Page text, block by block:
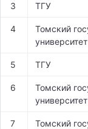
3 ТГУ
4
Томский
университет
5 ТГУ
6
Томский
университет
7
Томский